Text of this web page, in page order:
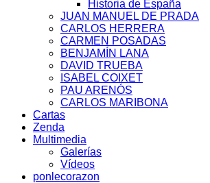
Historia de España
JUAN MANUEL DE PRADA
CARLOS HERRERA
CARMEN POSADAS
BENJAMÍN LANA
DAVID TRUEBA
ISABEL COIXET
PAU ARENÓS
CARLOS MARIBONA
Cartas
Zenda
Multimedia
Galerías
Vídeos
ponlecorazon